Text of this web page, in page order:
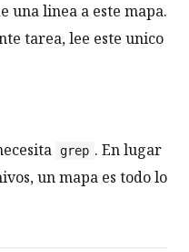
una linea a este mapa.
tarea, lee este unico
grep . En lugar
un mapa es todo lo